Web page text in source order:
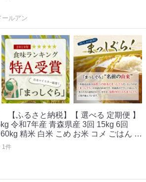
ールアン
ふるさと納税】【 選べる 定期便 】
令和7年産 青森県産 3回 15kg 6回
精米 白米 こめ お米 コメ ごはん ラ
贈り物 国産 国内産 東北 【PEBORA】
1件